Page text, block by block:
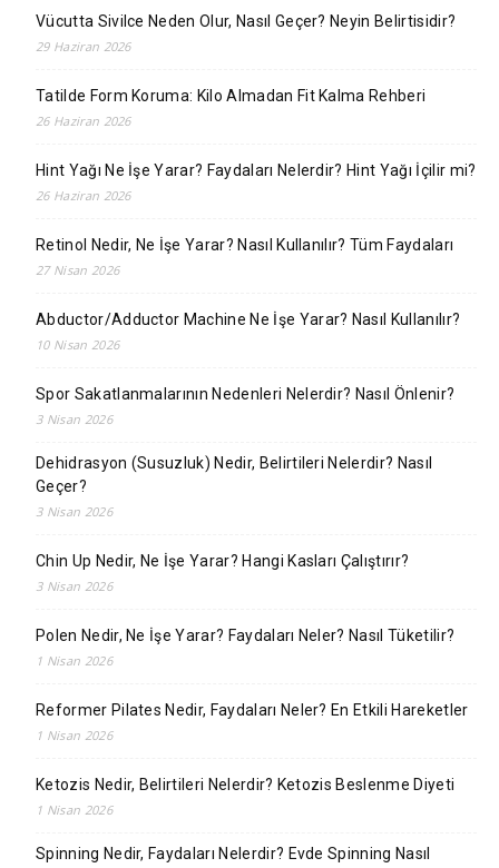
Vücutta Sivilce Neden Olur, Nasıl Geçer? Neyin Belirtisidir?
29 Haziran 2026
Tatilde Form Koruma: Kilo Almadan Fit Kalma Rehberi
26 Haziran 2026
Hint Yağı Ne İşe Yarar? Faydaları Nelerdir? Hint Yağı İçilir mi?
26 Haziran 2026
Retinol Nedir, Ne İşe Yarar? Nasıl Kullanılır? Tüm Faydaları
27 Nisan 2026
Abductor/Adductor Machine Ne İşe Yarar? Nasıl Kullanılır?
10 Nisan 2026
Spor Sakatlanmalarının Nedenleri Nelerdir? Nasıl Önlenir?
3 Nisan 2026
Dehidrasyon (Susuzluk) Nedir, Belirtileri Nelerdir? Nasıl
Geçer?
3 Nisan 2026
Chin Up Nedir, Ne İşe Yarar? Hangi Kasları Çalıştırır?
3 Nisan 2026
Polen Nedir, Ne İşe Yarar? Faydaları Neler? Nasıl Tüketilir?
1 Nisan 2026
Reformer Pilates Nedir, Faydaları Neler? En Etkili Hareketler
1 Nisan 2026
Ketozis Nedir, Belirtileri Nelerdir? Ketozis Beslenme Diyeti
1 Nisan 2026
Spinning Nedir, Faydaları Nelerdir? Evde Spinning Nasıl